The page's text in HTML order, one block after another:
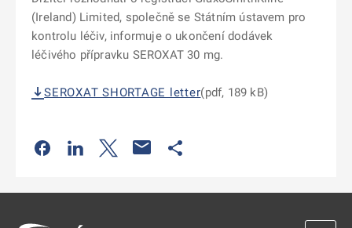
(Ireland) Limited, společně se Státním ústavem pro
kontrolu léčiv, informuje o ukončení dodávek
léčivého přípravku SEROXAT 30 mg.
SEROXAT SHORTAGE letter(pdf, 189 kB)
Odkaz se otevře na nové kartě
Odkaz se otevře na nové kartě
Odkaz se otevře na nové kartě